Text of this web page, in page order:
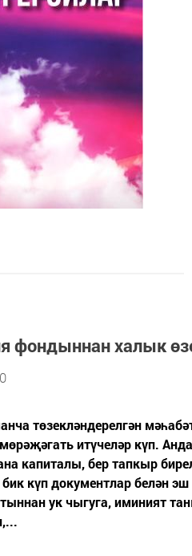
фондыннан халык
төзекләндерелгән
итүчеләр күп.
капиталы, бер тапкыр
күп документлар белән эш
ук чыгуга, иминият